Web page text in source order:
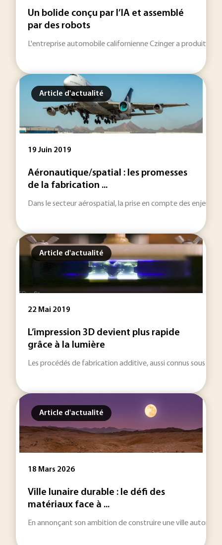
Un bolide conçu par l’IA et assemblé
par des robots
L'entreprise automobile californienne Czinger a produit la
Article d'actualité
19 Juin 2019
Aéronautique/spatial : les promesses
de la fabrication ...
Dans le secteur aérospatial, la prise en compte des enjeux
Article d'actualité
22 Mai 2019
L’impression 3D devient plus rapide
grâce à la lumière
Les procédés de fabrication additive, aussi connus sous le
Article d'actualité
18 Mars 2026
Ville lunaire durable : le défi des
matériaux face à ...
En annonçant son ambition de construire une ville